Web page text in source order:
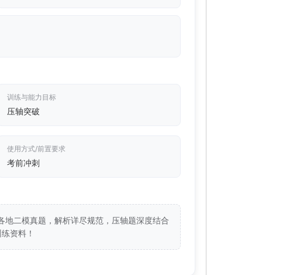
训练与能力目标
压轴突破
使用方式/前置要求
考前冲刺
二模真题，解析详尽规范，压轴题深度结合
资料！